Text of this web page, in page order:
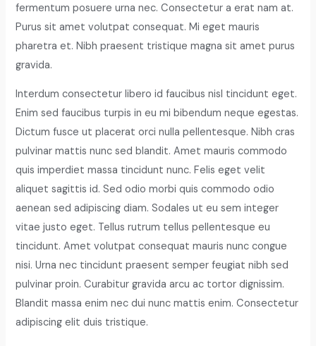
fermentum posuere urna nec. Consectetur a erat nam at.
Purus sit amet volutpat consequat. Mi eget mauris
pharetra et. Nibh praesent tristique magna sit amet purus
gravida.
Interdum consectetur libero id faucibus nisl tincidunt eget.
Enim sed faucibus turpis in eu mi bibendum neque egestas.
Dictum fusce ut placerat orci nulla pellentesque. Nibh cras
pulvinar mattis nunc sed blandit. Amet mauris commodo
quis imperdiet massa tincidunt nunc. Felis eget velit
aliquet sagittis id. Sed odio morbi quis commodo odio
aenean sed adipiscing diam. Sodales ut eu sem integer
vitae justo eget. Tellus rutrum tellus pellentesque eu
tincidunt. Amet volutpat consequat mauris nunc congue
nisi. Urna nec tincidunt praesent semper feugiat nibh sed
pulvinar proin. Curabitur gravida arcu ac tortor dignissim.
Blandit massa enim nec dui nunc mattis enim. Consectetur
adipiscing elit duis tristique.